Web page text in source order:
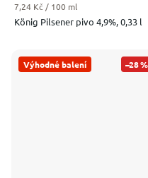
König Pilsener pivo 4,9%, 0,33 l
Měrná cena:
7,24 Kč / 100 ml
Výhodné balení –28 %